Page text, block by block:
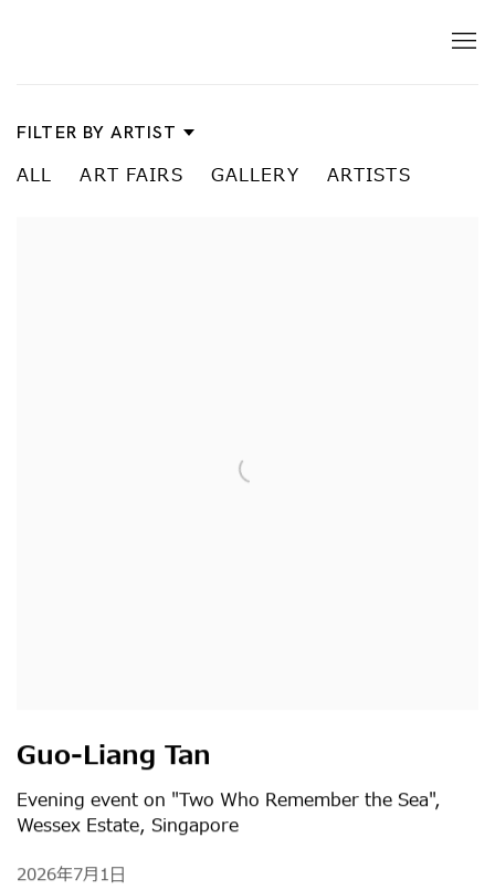
News
FILTER BY ARTIST
ALL ART FAIRS GALLERY ARTISTS
Guo-Liang Tan
Evening event on "Two Who Remember the Sea",
Wessex Estate, Singapore
2026年7月1日